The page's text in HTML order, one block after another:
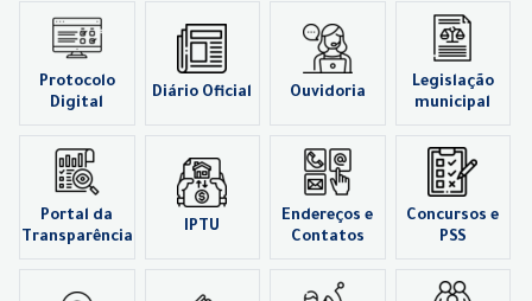
Protocolo
Digital
Diário Oficial Ouvidoria
Legislação
municipal
Portal da
Transparência
IPTU
Endereços e
Contatos
Concursos e
PSS